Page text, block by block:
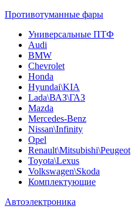
Противотуманные фары
Универсальные ПТФ
Audi
BMW
Chevrolet
Honda
Hyundai\KIA
Lada\ВАЗ\ГАЗ
Mazda
Mercedes-Benz
Nissan\Infinity
Opel
Renault\Mitsubishi\Peugeot
Toyota\Lexus
Volkswagen\Skoda
Комплектующие
Автоэлектроника